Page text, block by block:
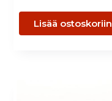
Lisää ostoskoriin